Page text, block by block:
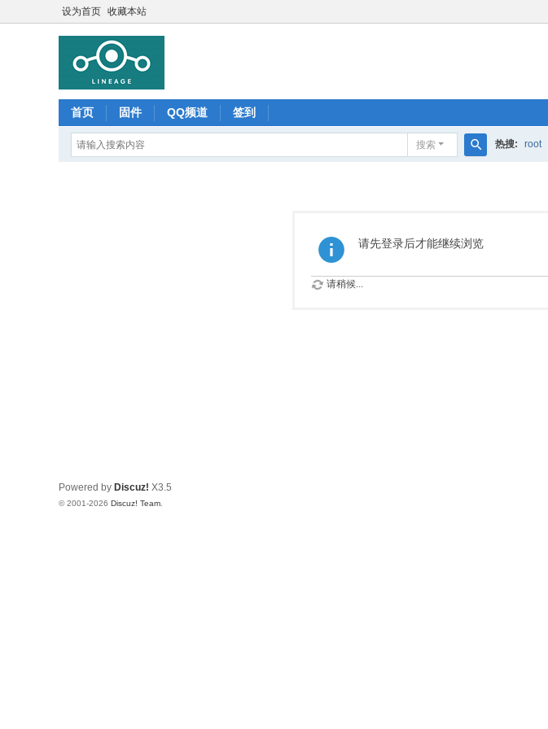
设为首页 收藏本站
首页 固件 QQ频道 签到
搜索 热搜: root
请先登录后才能继续浏览
请稍候...
Powered by Discuz! X3.5
© 2001-2026 Discuz! Team